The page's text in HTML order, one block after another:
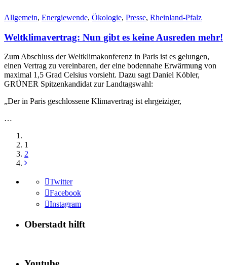
Allgemein, Energiewende, Ökologie, Presse, Rheinland-Pfalz
Weltklimavertrag: Nun gibt es keine Ausreden mehr!
Zum Abschluss der Weltklimakonferenz in Paris ist es gelungen,
einen Vertrag zu vereinbaren, der eine bodennahe Erwärmung von
maximal 1,5 Grad Celsius vorsieht. Dazu sagt Daniel Köbler,
GRÜNER Spitzenkandidat zur Landtagswahl:
„Der in Paris geschlossene Klimavertrag ist ehrgeiziger,
…
1
2
Twitter
Facebook
Instagram
Oberstadt hilft